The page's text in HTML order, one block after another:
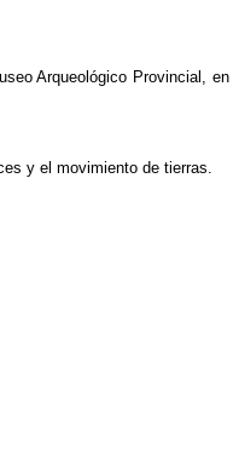
Arqueológico Provincial, en
y el movimiento de tierras.